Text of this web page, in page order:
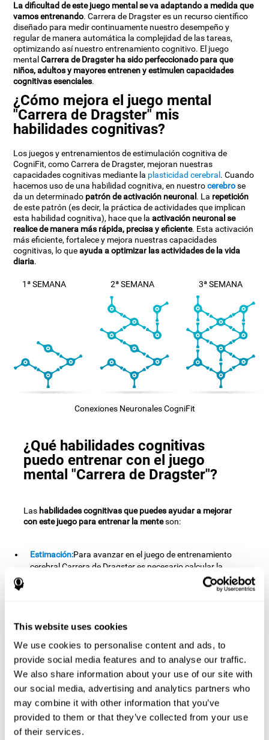
This website uses cookies
We use cookies to personalise content and ads, to
provide social media features and to analyse our traffic.
We also share information about your use of our site with
our social media, advertising and analytics partners who
may combine it with other information that you’ve
provided to them or that they’ve collected from your use
of their services.
La dificultad de este juego mental se va adaptando a medida que
vamos entrenando. Carrera de Dragster es un recurso científico
diseñado para medir continuamente nuestro desempeño y
regular de manera automática la complejidad de las tareas,
optimizando así nuestro entrenamiento cognitivo. El juego
mentalCarrera de Dragster ha sido perfeccionado para que
niños, adultos y mayores entrenen y estimulen capacidades
cognitivas esenciales.
¿Cómo mejora el juego mental
"Carrera de Dragster" mis
habilidades cognitivas?
Los juegos y entrenamientos de estimulación cognitiva de
CogniFit, como Carrera de Dragster, mejoran nuestras
capacidades cognitivas mediante la plasticidad cerebral. Cuando
hacemos uso de una habilidad cognitiva, en nuestrocerebrose
da un determinado patrón de activación neuronal. La repetición
de este patrón (es decir, la práctica de actividades que implican
esta habilidad cognitiva), hace que laactivación neuronal se
realice de manera más rápida, precisa y eficiente. Esta activación
más eficiente, fortalece y mejora nuestras capacidades
cognitivas, lo queayuda a optimizar las actividades de la vida
diaria.
1ª SEMANA 2ª SEMANA 3ª SEMANA
Conexiones Neuronales CogniFit
¿Qué habilidades cognitivas
puedo entrenar con el juego
mental "Carrera de Dragster"?
Las habilidades cognitivas que puedes ayudar a mejorar
con este juego para entrenar la menteson:
Estimación:Para avanzar en el juego de entrenamiento
cerebral Carrera de Dragster es necesario calcular la
distancia a meta y ser capaces de pulsar el botón de frenado
en el momento preciso. Al realizar esta actividad, estamos
ciertas situaciones de nuestro día a día que requieren una
puede ser, realizar un adelantamiento exitoso de un vehículo.
Tiempo de reacción:Este juego mental ha sido diseñado
para que tengamos que pulsar rápidamente el botón de
arranque en cuanto se abra el semáforo. Al realizar esta
actividad, estamos entrenando nuestro tiempo de reacción.
Mejorar esta habilidad cognitiva puede ayudarnos a
reaccionar mejor y más rápido en múltiples situaciones de